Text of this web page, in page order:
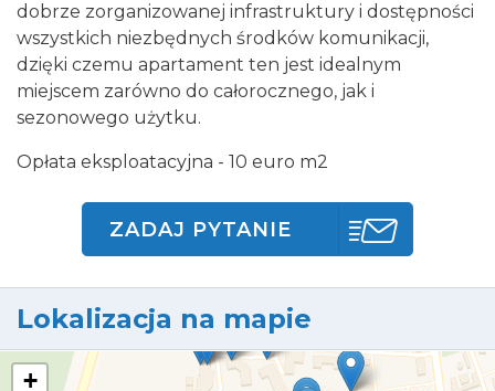
dobrze zorganizowanej infrastruktury i dostępności
wszystkich niezbędnych środków komunikacji,
dzięki czemu apartament ten jest idealnym
miejscem zarówno do całorocznego, jak i
sezonowego użytku.
Opłata eksploatacyjna - 10 euro m2
ZADAJ PYTANIE
Lokalizacja na mapie
+